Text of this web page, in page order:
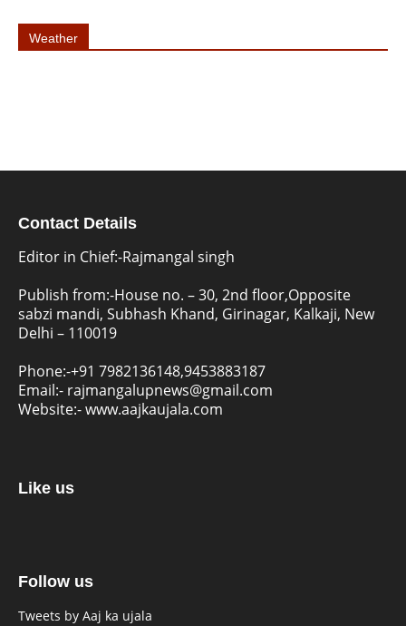
Weather
Contact Details
Editor in Chief:-Rajmangal singh
Publish from:-House no. – 30, 2nd floor,Opposite
sabzi mandi, Subhash Khand, Girinagar, Kalkaji, New
Delhi – 110019
Phone:-+91 7982136148,9453883187
Email:- rajmangalupnews@gmail.com
Website:-www.aajkaujala.com
Like us
Follow us
Tweets by Aaj ka ujala